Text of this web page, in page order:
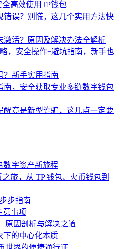
高效使用TP钱包
错误？别慌，这几个实用方法快
激活？原因及解决办法全解析
，安全操作+避坑指南，新手也
？新手实用指南
南，安全获取专业多链数字钱包
醒竟是新型诈骗，这几点一定要
数字资产新旅程
旅，从 TP 钱包、火币钱包到
步指南
意事项
原因剖析与解决之道
下的中心化本质